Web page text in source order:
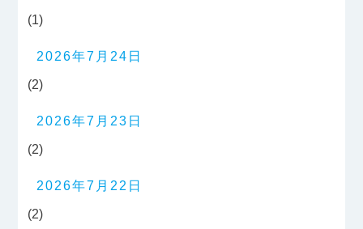
(1)
2026年7月24日
(2)
2026年7月23日
(2)
2026年7月22日
(2)